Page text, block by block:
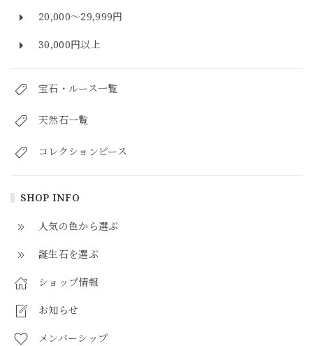
20,000～29,999円
30,000円以上
宝石・ルース一覧
天然石一覧
コレクションピース
SHOP INFO
人気の色から選ぶ
誕生石を選ぶ
ショップ情報
お知らせ
メンバーシップ